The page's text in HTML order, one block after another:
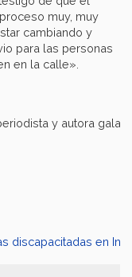
muy, muy
cambiando y
para las personas
en la calle».
y autora
discapacitadas en